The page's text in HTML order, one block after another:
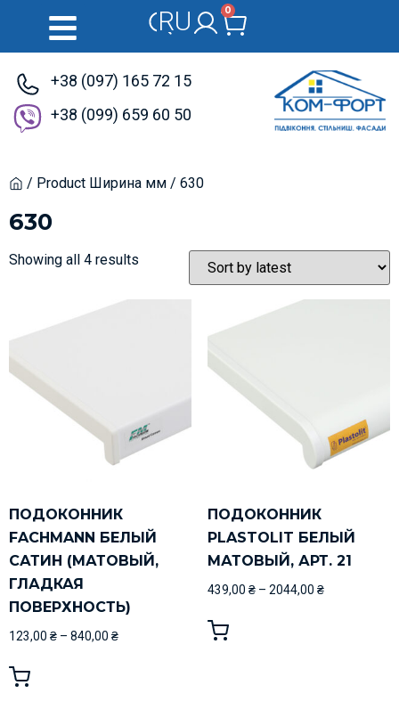
RU
UK 0
+38 (097) 165 72 15
+38 (099) 659 60 50
Home
/ Product Ширина мм / 630
630
Showing all 4 results
ПОДОКОННИК
FACHMANN БЕЛЫЙ
САТИН (МАТОВЫЙ,
ГЛАДКАЯ
ПОВЕРХНОСТЬ)
123,00 ₴ – 840,00 ₴
ПОДОКОННИК
PLASTOLIT БЕЛЫЙ
МАТОВЫЙ, АРТ. 21
439,00 ₴– 2044,00 ₴